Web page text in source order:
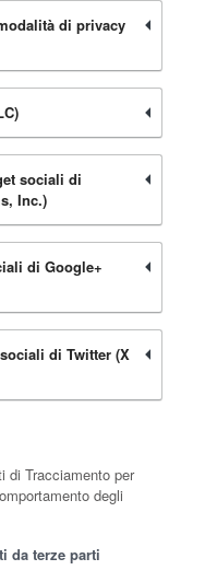
di privacy
sociali di
Inc.)
di Google+
di Twitter (X
di Tracciamento per
degli
da terze parti